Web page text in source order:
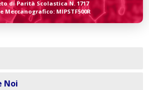
di Parità Scolastica N. 1717
Meccanografico: MIPSTF500R
Noi